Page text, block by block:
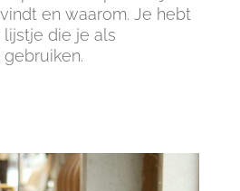
en waarom. Je hebt
die je als